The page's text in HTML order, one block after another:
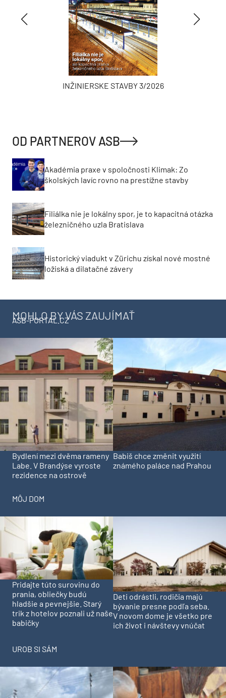
INŽINIERSKE STAVBY 3/2026
OD PARTNEROV ASB
Akadémia praxe v spoločnosti Klimak: Zo
školských lavíc rovno na prestížne stavby
Filiálka nie je lokálny spor, je to kapacitná otázka
železničného uzla Bratislava
Historický viadukt v Zürichu získal nové mostné
ložiská a dilatačné závery
MOHLO BY VÁS ZAUJÍMAŤ
ASB-PORTAL.CZ
Bydlení mezi dvěma rameny
Labe. V Brandýse vyroste
rezidence na ostrově
Babiš chce změnit využití
známého paláce nad Prahou
MÔJ DOM
Pridajte túto surovinu do
prania, obliečky budú
hladšie a pevnejšie. Starý
trik z hotelov poznali už naše
babičky
Deti odrástli, rodičia majú
bývanie presne podľa seba.
V novom dome je všetko pre
ich život i návštevy vnúčat
UROB SI SÁM